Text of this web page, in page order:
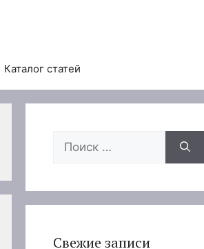
Каталог статей
Поиск:
Свежие записи